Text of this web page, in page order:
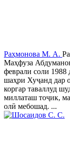
Раҳмонова М. А.
Маҳфуза
феврали соли 1988
шаҳри Хуҷанд дар
коргар таваллуд
миллаташ тоҷик,
олӣ мебошад. ...